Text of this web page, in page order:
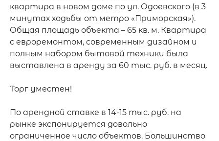
квартира в новом доме по ул. Одоевского (в 3
минутах ходьбы от метро «Приморская»).
Общая площадь объекта – 65 кв. м. Квартира
с евроремонтом, современным дизайном и
полным набором бытовой техники была
выставлена в аренду за 60 тыс. руб. в месяц.
Торг уместен!
По арендной ставке в 14-15 тыс. руб. на
рынке экспонируется довольно
ограниченное число объектов. Большинство